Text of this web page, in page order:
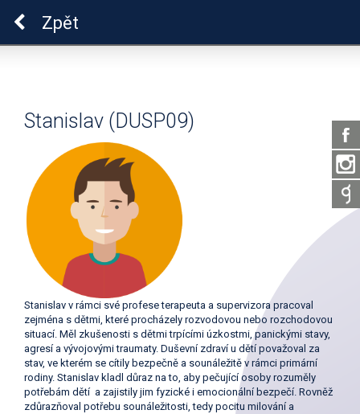
Zpět
Stanislav (DUSP09)
Stanislav v rámci své profese terapeuta a supervizora pracoval
zejména s dětmi, které procházely rozvodovou nebo rozchodovou
situací. Měl zkušenosti s dětmi trpícími úzkostmi, panickými stavy,
agresí a vývojovými traumaty. Duševní zdraví u dětí považoval za
stav, ve kterém se cítily bezpečně a sounáležitě v rámci primární
rodiny. Stanislav kladl důraz na to, aby pečující osoby rozuměly
potřebám dětí a zajistily jim fyzické i emocionální bezpečí. Rovněž
zdůrazňoval potřebu sounáležitosti, tedy pocitu milování a